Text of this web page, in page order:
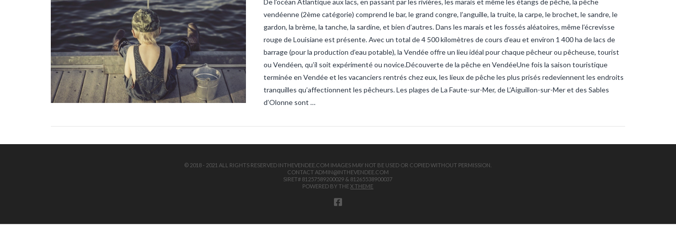
sandre-vendee sardines sardines-
vendee tanche tanche-vendee
truite-vendee vendee-pêche
De l’océan Atlantique aux lacs, en passant par les rivières, les marais et même les étangs de pêche, la pêche
vendéenne (2ème catégorie) comprend le bar, le grand congre, l’anguille, la truite, la carpe, le brochet, le sandre, le
gardon, la brème, la tanche, la sardine, et bien d’autres. Dans les marais et les fossés aléatoires, même l’écrevisse
rouge de Louisiane est présente. Avec un total de 4 500 kilomètres de cours d’eau et environ 1 400 ha de lacs de
barrage (pour la production d’eau potable), la Vendée offre un lieu idéal pour chaque pêcheur ou pêcheuse, tourist
ou Vendéen, qu’il soit expérimenté ou novice.Découverte de la pêche en VendéeUne fois la saison touristique
terminée en Vendée et les vacanciers rentrés chez eux, les lieux de pêche les plus prisés redeviennent les endroits
tranquilles qu’affectionnent les pêcheurs. Les plages de La Faute-sur-Mer, de L’Aiguillon-sur-Mer et des Sables
d’Olonne sont …
© 2018 - 2021 ALL RIGHTS RESERVED INTHEVENDEE.COM IMAGES MAY NOT BE USED OR COPIED WITHOUT PERMISSION.
CONTACT ADMIN@INTHEVENDEE.COM
SIRET# 81257589200029 & 81265538900037
POWERED BY THEX THEME